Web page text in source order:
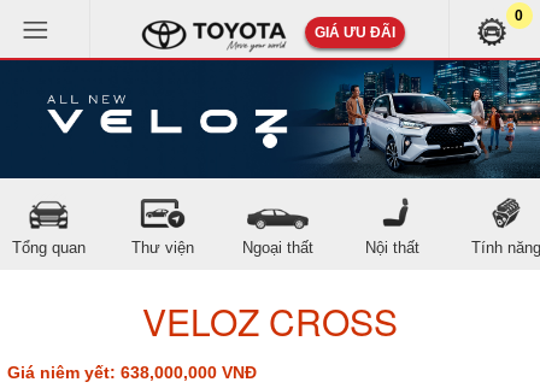
GIÁ ƯU ĐÃI
0
Tổng quan Thư viện Ngoại thất Nội thất Tính năng
VELOZ CROSS
Giá niêm yết: 638,000,000 VNĐ